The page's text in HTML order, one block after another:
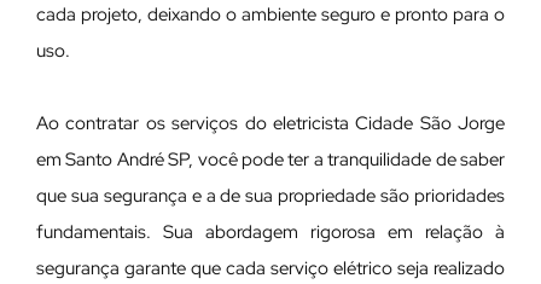
cada projeto, deixando o ambiente seguro e pronto para o
uso.
Ao contratar os serviços do eletricista Cidade São Jorge
em Santo André SP, você pode ter a tranquilidade de saber
que sua segurança e a de sua propriedade são prioridades
fundamentais. Sua abordagem rigorosa em relação à
segurança garante que cada serviço elétrico seja realizado